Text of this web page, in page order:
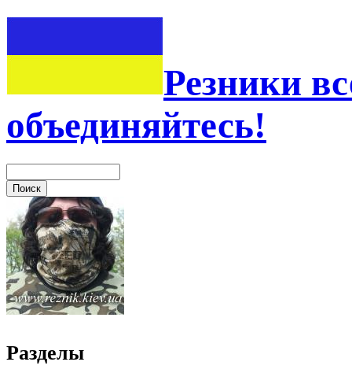
Резники
объединяйтесь!
Разделы